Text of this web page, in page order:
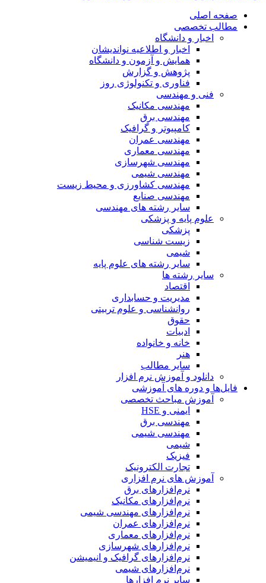
صفحه اصلی
مطالب تخصصی
اخبار و دانشگاه
اخبار و اطلاعیه نواندیشان
همایش و آزمون و دانشگاه
پژوهش و گزارش
فناوری و تکنولوژی روز
فنی و مهندسی
مهندسی مکانیک
مهندسی برق
کامپیوتر و گرافیک
مهندسی عمران
مهندسی معماری
مهندسی شهرسازی
مهندسی شیمی
مهندسی کشاورزی و محیط زیست
مهندسی صنایع
سایر رشته های مهندسی
علوم پایه و پزشکی
پزشکی
زیست شناسی
شیمی
سایر رشته های علوم پایه
سایر رشته ها
اقتصاد
مدیریت و حسابداری
روانشناسی و علوم تربیتی
حقوق
ادبیات
خانه و خانواده
هنر
سایر مطالب
دانلود و آموزش نرم افزار
فایل‌ها و دوره های آموزشی
آموزش مباحث تخصصی
ایمنی و HSE
مهندسی برق
مهندسی شیمی
شیمی
فیزیک
تجارت الکترونیک
آموزش های نرم افزاری
نرم‌افزارهای برق
نرم‌افزارهای مکانیک
نرم‌افزارهای مهندسی شیمی
نرم‌افزارهای عمران
نرم‌افزارهای معماری
نرم‌افزارهای شهرسازی
نرم‌افزارهای گرافیک و انیمیشن
نرم‌افزارهای شیمی
سایر نرم افزارها